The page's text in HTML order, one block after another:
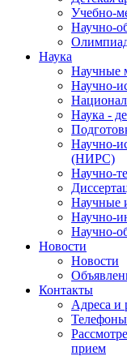
Учебно-
Научно-
Наука
Научные
Научно-
Наука -
Научно-
(НИРС)
Научно-
Научные
Научно-
Научно-
Новости
Новости
Контакты
Адреса и
прием